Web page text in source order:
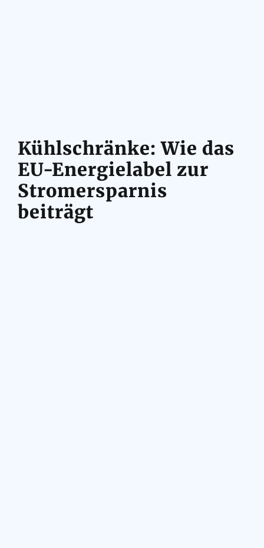
Kühlschränke: Wie das
EU-Energielabel zur
Stromersparnis
beiträgt